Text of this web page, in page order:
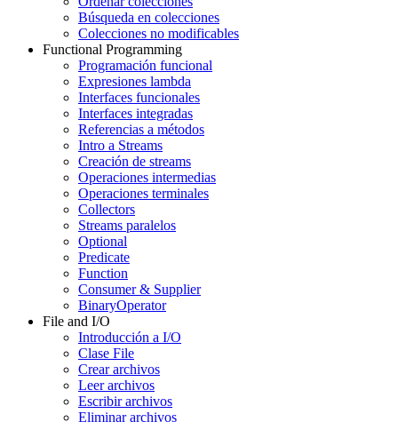
Búsqueda en colecciones
Colecciones no modificables
Functional Programming
Programación funcional
Expresiones lambda
Interfaces funcionales
Interfaces integradas
Referencias a métodos
Intro a Streams
Creación de streams
Operaciones intermedias
Operaciones terminales
Collectors
Streams paralelos
Optional
Predicate
Function
Consumer & Supplier
BinaryOperator
File and I/O
Introducción a I/O
Clase File
Crear archivos
Leer archivos
Escribir archivos
Eliminar archivos